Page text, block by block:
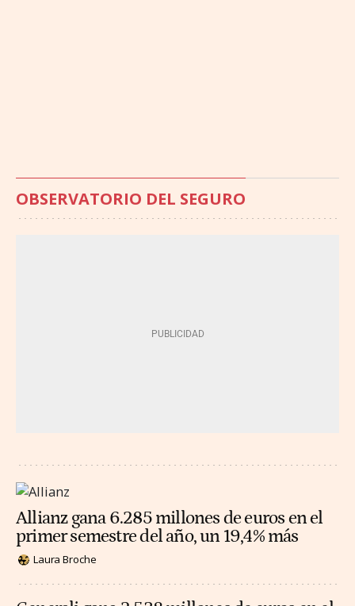
OBSERVATORIO DEL SEGURO
Allianz gana 6.285 millones de euros en el
primer semestre del año, un 19,4% más
Laura Broche